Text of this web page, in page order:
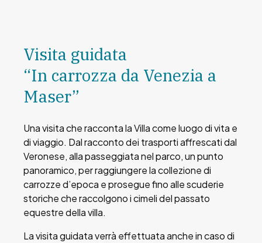
Visita guidata
“In carrozza da Venezia a
Maser”
Una visita che racconta la Villa come luogo di vita e
di viaggio. Dal racconto dei trasporti affrescati dal
Veronese, alla passeggiata nel parco, un punto
panoramico, per raggiungere la collezione di
carrozze d’epoca e prosegue fino alle scuderie
storiche che raccolgono i cimeli del passato
equestre della villa.
La visita guidata verrà effettuata anche in caso di